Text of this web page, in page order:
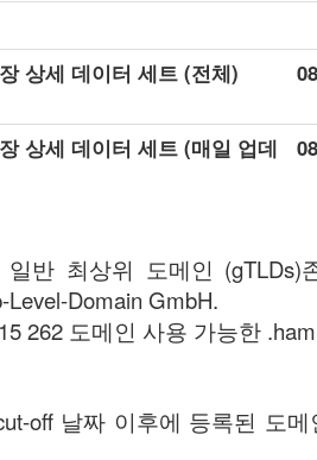
상세 데이터 세트 (전체)
상세 데이터 세트 (매일 업데
일반 최상위 도메인 (gTLDs)
Level-Domain GmbH.
262 도메인 사용 가능한
off 날짜 이후에 등록된 도